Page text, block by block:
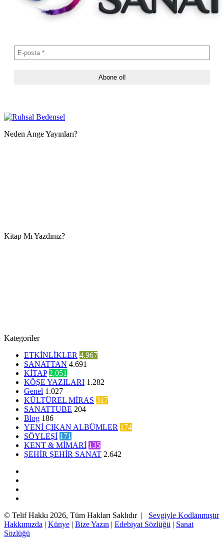
Neden Ange Yayınları?
Kitap Mı Yazdınız?
Kategoriler
ETKİNLİKLER 4.967
SANATTAN 4.691
KİTAP 2.051
KÖŞE YAZILARI 1.282
Genel 1.027
KÜLTÜREL MİRAS 317
SANATTUBE 204
Blog 186
YENİ ÇIKAN ALBÜMLER 174
SÖYLEŞİ 171
KENT & MİMARİ 135
ŞEHİR ŞEHİR SANAT 2.642
© Telif Hakkı 2026, Tüm Hakları Saklıdır | Sevgiyle Kodlanmıştır
Hakkımızda | Künye | Bize Yazın | Edebiyat Sözlüğü | Sanat
Sözlüğü